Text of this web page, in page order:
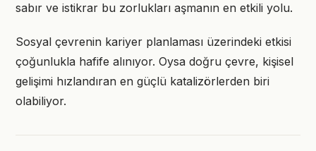
sabır ve istikrar bu zorlukları aşmanın en etkili yolu.
Sosyal çevrenin kariyer planlaması üzerindeki etkisi
çoğunlukla hafife alınıyor. Oysa doğru çevre, kişisel
gelişimi hızlandıran en güçlü katalizörlerden biri
olabiliyor.